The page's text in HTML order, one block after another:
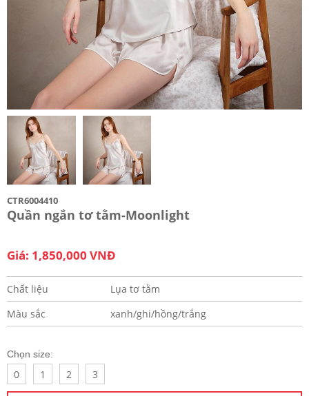
CTR6004410
Quần ngắn tơ tằm-Moonlight
Giá: 1,850,000 VNĐ
Chất liệu
Lụa tơ tằm
Màu sắc
xanh/ghi/hồng/trắng
Chọn size:
0 1 2 3